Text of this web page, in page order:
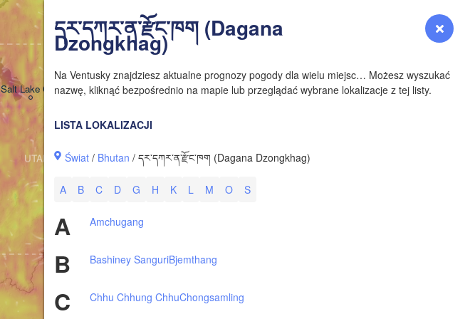
Zaloguj się Premium Prognoza
དར་དཀར་ན་རྫོང་ཁག (Dagana
Dzongkhag)
Na Ventusky znajdziesz aktualne prognozy pogody dla wielu miejsc… Możesz wyszukać
nazwę, kliknąć bezpośrednio na mapie lub przeglądać wybrane lokalizacje z tej listy.
LISTA LOKALIZACJI
Świat / Bhutan / དར་དཀར་ན་རྫོང་ཁག (Dagana Dzongkhag)
A B C D G H K L M O S
A Amchugang
B Bashiney SanguriBjemthang
C Chhu Chhung ChhuChongsamling
Salt Lake City
UTAH